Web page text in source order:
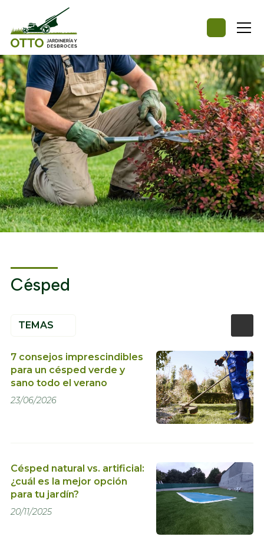
Césped
TEMAS
7 consejos imprescindibles
para un césped verde y
sano todo el verano
23/06/2026
Césped natural vs. artificial:
¿cuál es la mejor opción
para tu jardín?
20/11/2025